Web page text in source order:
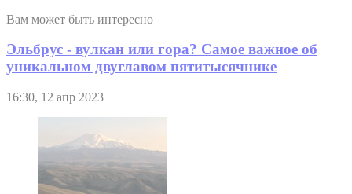
Вам может быть интересно
Эльбрус - вулкан или гора? Самое важное об
уникальном двуглавом пятитысячнике
16:30, 12 апр 2023